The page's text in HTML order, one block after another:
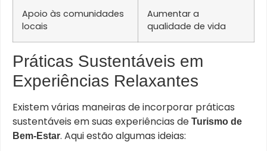
Apoio às comunidades
locais
Aumentar a
qualidade de vida
Práticas Sustentáveis em
Experiências Relaxantes
Existem várias maneiras de incorporar práticas
sustentáveis em suas experiências de Turismo de
Bem-Estar. Aqui estão algumas ideias: